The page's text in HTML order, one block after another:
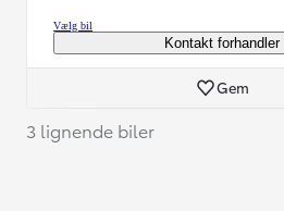
Vælg bil
Kontakt forhandler
Gem
3 lignende biler